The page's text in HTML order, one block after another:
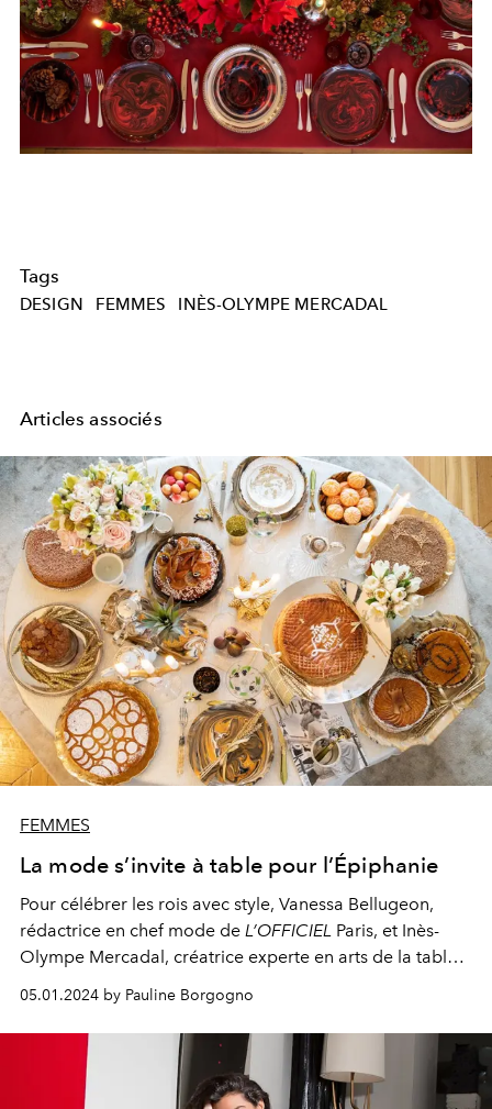
Tags
DESIGN FEMMES INÈS-OLYMPE MERCADAL
Articles associés
FEMMES
La mode s’invite à table pour l’Épiphanie
Pour célébrer les rois avec style, Vanessa Bellugeon,
rédactrice en chef mode de L’OFFICIEL Paris, et Inès-
Olympe Mercadal, créatrice experte en arts de la table,
se sont réunies autour d’une tablée où les univers se
mêlent avec délice.
05.01.2024 by Pauline Borgogno